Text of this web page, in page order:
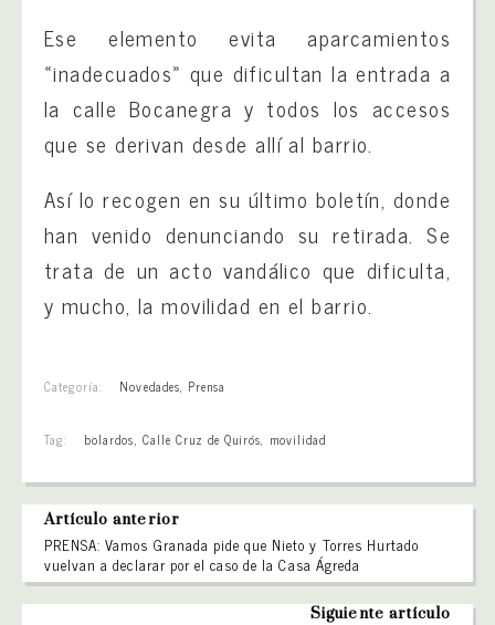
Ese elemento evita aparcamientos
«inadecuados» que dificultan la entrada a
la calle Bocanegra y todos los accesos
que se derivan desde allí al barrio.
Así lo recogen en su último boletín, donde
han venido denunciando su retirada. Se
trata de un acto vandálico que dificulta,
y mucho, la movilidad en el barrio.
Categoría: Novedades, Prensa
Tag: bolardos, Calle Cruz de Quirós, movilidad
Artículo anterior
PRENSA: Vamos Granada pide que Nieto y Torres Hurtado
vuelvan a declarar por el caso de la Casa Ágreda
Siguiente artículo